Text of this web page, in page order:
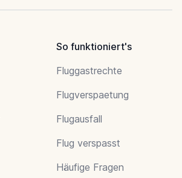
So funktioniert's
Fluggastrechte
Flugverspaetung
Flugausfall
Flug verspasst
Häufige Fragen